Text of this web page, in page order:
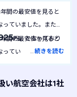
間の最安値を見ると
っていました。また最
円」となっており
間の最安値を見ると
っていました。1年間
…続きを読む
い航空会社は1社